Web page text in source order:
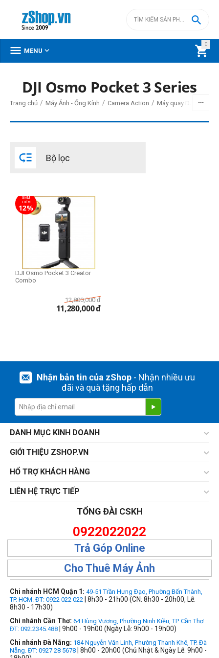
0


 MENU 
BỘ LỌC
Vlogger & sáng tạo nội dung
THIẾT LẬP LẠI
DJI Osmo Pocket 3 Series
Trang chủ / Máy Ảnh - Ống Kính / Camera Action / Máy quay DJI Pocket
 Bộ lọc
GIẢM
THÊM
12%
DJI Osmo Pocket 3 Creator
Combo
12,800,000 đ
11,280,000đ
Nhận bản tin của zShop- Nhận nhiều ưu
đãi và quà tặng hấp dẫn
DANH MỤC KINH DOANH
GIỚI THIỆU ZSHOP.VN
HỔ TRỢ KHÁCH HÀNG
LIÊN HỆ TRỰC TIẾP
TỔNG ĐÀI CSKH
0922022022
Trả Góp Online
Cho Thuê Máy Ảnh
Chi nhánh HCM Quận 1: 49-51 Trần Hưng Đạo, Phường Bến Thành,
TP. HCM. ĐT: 0922 022 022 | 8h30 - 21h00 (CN: 8h30 - 20h00, Lễ:
8h30 - 17h30)
Chi nhánh Cần Thơ: 64 Hùng Vương, Phường Ninh Kiều, TP. Cần Thơ.
ĐT: 092.2345.488 | 9h00 - 19h00 (Ngày Lễ: 9h00 - 19h00)
Chi nhánh Đà Nẵng: 184 Nguyễn Văn Linh, Phường Thanh Khê, TP. Đà
Nẵng. ĐT: 0927 28 5678 | 8h00 - 20h00 (Chủ Nhật & Ngày Lễ: 9h00 -